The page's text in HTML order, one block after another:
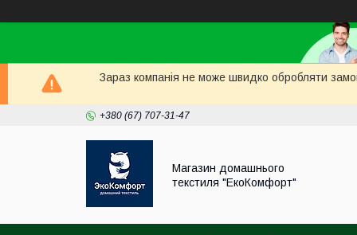
Зараз компанія не може швидко обробляти
+380 (67) 707-31-47
Магазин домашнього
текстиля "ЕкоКомфорт"